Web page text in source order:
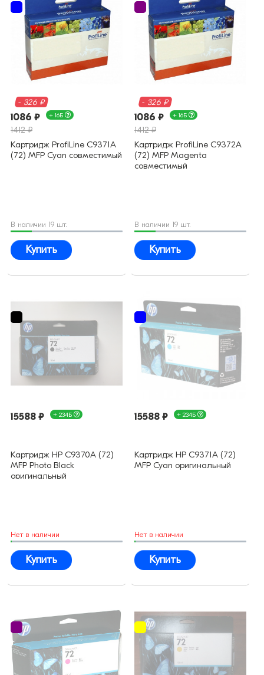
- 326 ₽
1086 ₽ + 16Б
1412 ₽
Картридж ProfiLine C9371A
(72) MFP Cyan совместимый
В наличии 19 шт.
Купить
- 326 ₽
1086 ₽ + 16Б
1412 ₽
Картридж ProfiLine C9372A
(72) MFP Magenta
совместимый
В наличии 19 шт.
Купить
15588 ₽ + 234Б
Картридж HP C9370A (72)
MFP Photo Black
оригинальный
Нет в наличии
Купить
15588 ₽ + 234Б
Картридж HP C9371A (72)
MFP Cyan оригинальный
Нет в наличии
Купить